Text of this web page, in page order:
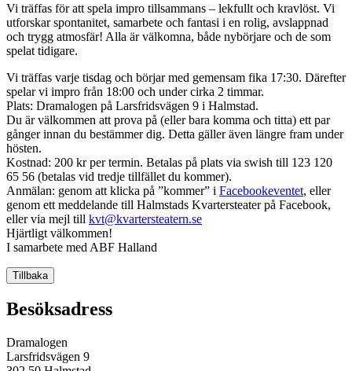
Vi träffas för att spela impro tillsammans – lekfullt och kravlöst. Vi
utforskar spontanitet, samarbete och fantasi i en rolig, avslappnad
och trygg atmosfär! Alla är välkomna, både nybörjare och de som
spelat tidigare.
Vi träffas varje tisdag och börjar med gemensam fika 17:30. Därefter
spelar vi impro från 18:00 och under cirka 2 timmar.
Plats: Dramalogen på Larsfridsvägen 9 i Halmstad.
Du är välkommen att prova på (eller bara komma och titta) ett par
gånger innan du bestämmer dig. Detta gäller även längre fram under
hösten.
Kostnad: 200 kr per termin. Betalas på plats via swish till 123 120
65 56 (betalas vid tredje tillfället du kommer).
Anmälan: genom att klicka på ”kommer” i Facebookeventet, eller
genom ett meddelande till Halmstads Kvartersteater på Facebook,
eller via mejl till kvt@kvartersteatern.se
Hjärtligt välkommen!
I samarbete med ABF Halland
Tillbaka
Besöksadress
Dramalogen
Larsfridsvägen 9